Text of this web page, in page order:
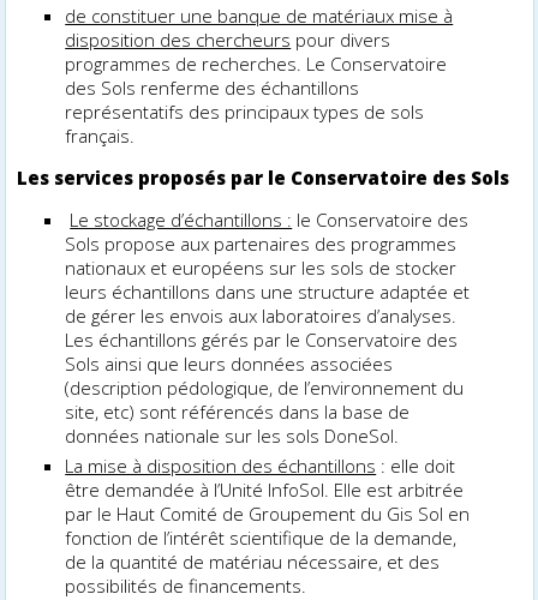
de constituer une banque de matériaux mise à
disposition des chercheurs pour divers
programmes de recherches. Le Conservatoire
des Sols renferme des échantillons
représentatifs des principaux types de sols
français.
Les services proposés par le Conservatoire des Sols
Le stockage d’échantillons : le Conservatoire des
Sols propose aux partenaires des programmes
nationaux et européens sur les sols de stocker
leurs échantillons dans une structure adaptée et
de gérer les envois aux laboratoires d’analyses.
Les échantillons gérés par le Conservatoire des
Sols ainsi que leurs données associées
(description pédologique, de l’environnement du
site, etc) sont référencés dans la base de
données nationale sur les sols DoneSol.
La mise à disposition des échantillons : elle doit
être demandée à l’Unité InfoSol. Elle est arbitrée
par le Haut Comité de Groupement du Gis Sol en
fonction de l’intérêt scientifique de la demande,
de la quantité de matériau nécessaire, et des
possibilités de financements.